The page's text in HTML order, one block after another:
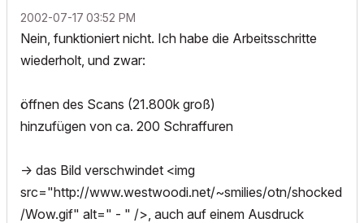
‎2002-07-17 03:52 PM
Nein, funktioniert nicht. Ich habe die Arbeitsschritte
wiederholt, und zwar:
öffnen des Scans (21.800k groß)
hinzufügen von ca. 200 Schraffuren
-> das Bild verschwindet <img
src="http://www.westwoodi.net/~smilies/otn/shocked
/Wow.gif" alt=" - " />, auch auf einem Ausdruck